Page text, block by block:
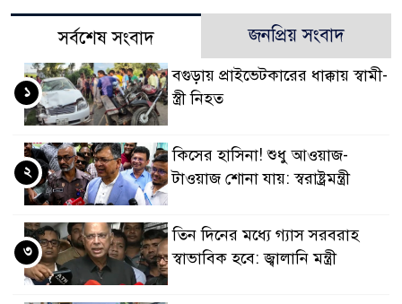
সর্বশেষ সংবাদ জনপ্রিয় সংবাদ
বগুড়ায় প্রাইভেটকারের ধাক্কায় স্বামী-
স্ত্রী নিহত
১
কিসের হাসিনা! শুধু আওয়াজ-
টাওয়াজ শোনা যায়: স্বরাষ্ট্রমন্ত্রী
২
তিন দিনের মধ্যে গ্যাস সরবরাহ
স্বাভাবিক হবে: জ্বালানি মন্ত্রী
৩